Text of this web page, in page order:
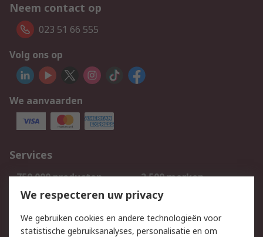
Neem contact op
023 51 66 555
Volg ons op
We aanvaarden
Services
750.000 producten
2.500 merken
Bestellen
Inkoopoplossingen
Track & Trace
We respecteren uw privacy
We gebruiken cookies en andere technologieën voor
statistische gebruiksanalyses, personalisatie en om